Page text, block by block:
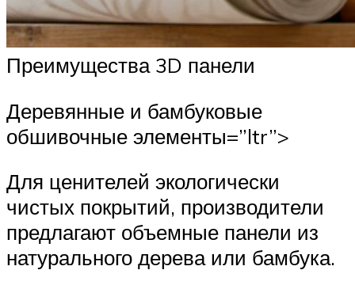
Преимущества 3D панели
Деревянные и бамбуковые
обшивочные элементы=”ltr”>
Для ценителей экологически
чистых покрытий, производители
предлагают объемные панели из
натурального дерева или бамбука.